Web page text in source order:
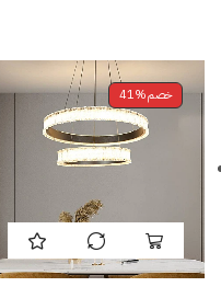
خصم41%